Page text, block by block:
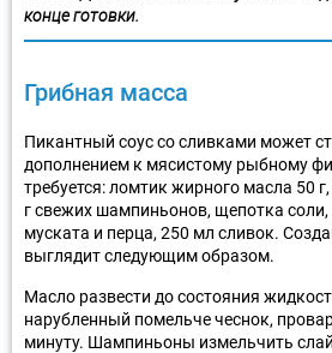
конце готовки.
Грибная масса
Пикантный соус со сливками может
дополнением к мясистому рыбному
требуется: ломтик жирного масла 50
г свежих шампиньонов, щепотка соли,
муската и перца, 250 мл сливок.
выглядит следующим образом.
Масло развести до состояния
нарубленный помельче чеснок,
минуту. Шампиньоны измельчить